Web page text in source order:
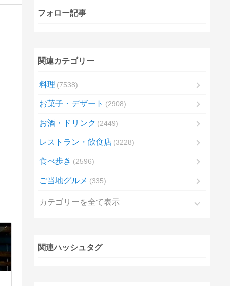
フォロー記事
関連カテゴリー
料理 7538
お菓子・デザート 2908
お酒・ドリンク 2449
レストラン・飲食店 3228
食べ歩き 2596
ご当地グルメ 335
カテゴリーを全て表示
関連ハッシュタグ